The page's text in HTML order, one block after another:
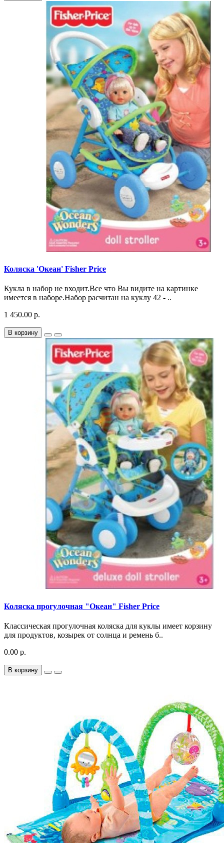
Коляска 'Океан' Fisher Price
Кукла в набор не входит.Все что Вы видите на картинке
имеется в наборе.Набор расчитан на куклу 42 - ..
1 450.00 р.
В корзину
Коляска прогулочная "Океан" Fisher Price
Классическая прогулочная коляска для куклы имеет корзину
для продуктов, козырек от солнца и ремень б..
0.00 р.
В корзину